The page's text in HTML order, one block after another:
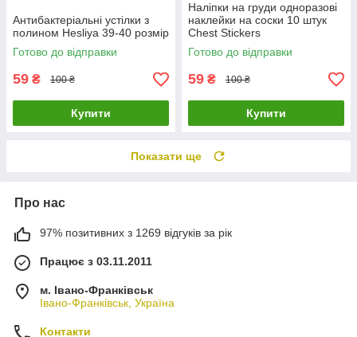
Антибактеріальні устілки з
полином Hesliya 39-40 розмір
Готово до відправки
59 ₴ 100 ₴
Купити
Наліпки на груди одноразові
наклейки на соски 10 штук
Chest Stickers
Готово до відправки
59 ₴ 100 ₴
Купити
Показати ще
Про нас
97% позитивних з 1269 відгуків за рік
Працює з 03.11.2011
м. Івано-Франківськ
Івано-Франківськ, Україна
Контакти